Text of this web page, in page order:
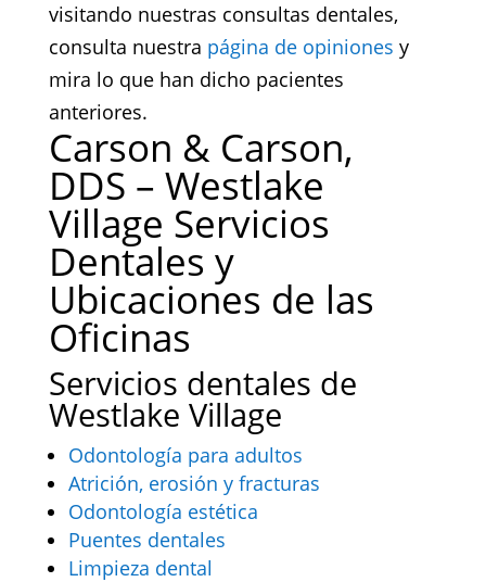
visitando nuestras consultas dentales,
consulta nuestra página de opiniones y
mira lo que han dicho pacientes
anteriores.
Carson & Carson,
DDS – Westlake
Village Servicios
Dentales y
Ubicaciones de las
Oficinas
Servicios dentales de
Westlake Village
Odontología para adultos
Atrición, erosión y fracturas
Odontología estética
Puentes dentales
Limpieza dental